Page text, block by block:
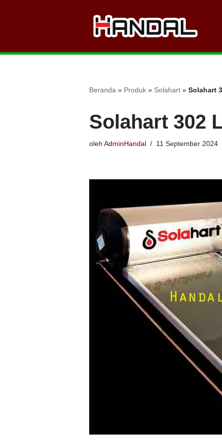
konten
Beranda » Produk » Solahart » Solahart
Solahart 302
oleh AdminHandal 11 September 2024